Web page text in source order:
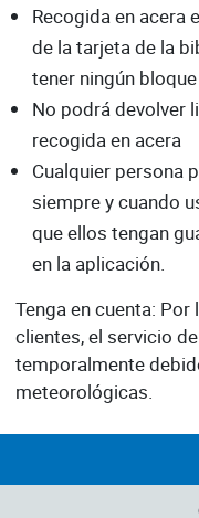
Recogida en acera
de la tarjeta de la
tener ningún
No podrá devolver
recogida en acera
Cualquier persona
siempre y cuando
que ellos tengan
en la aplicación.
Tenga en cuenta:
clientes, el servicio
temporalmente
meteorológicas.